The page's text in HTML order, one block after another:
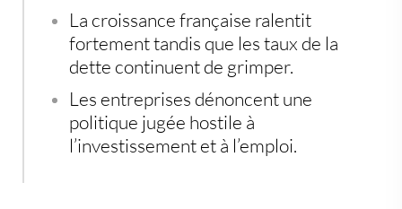
La croissance française ralentit
fortement tandis que les taux de la
dette continuent de grimper.
Les entreprises dénoncent une
politique jugée hostile à
l’investissement et à l’emploi.